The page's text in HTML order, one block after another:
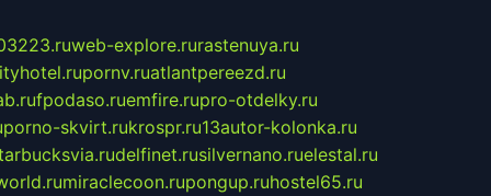
web-explore.rurastenuya.ru
pornv.ruatlantpereezd.ru
fpodaso.ruemfire.rupro-otdelky.ru
porno-skvirt.rukrospr.ru13autor-kolonka.ru
delfinet.rusilvernano.ruelestal.ru
miraclecoon.rupongup.ruhostel65.ru